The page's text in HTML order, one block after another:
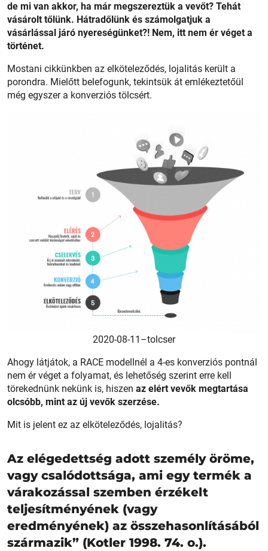
de mi van akkor, ha már megszereztük a vevőt? Tehát
vásárolt tőlünk. Hátradőlünk és számolgatjuk a
vásárlással járó nyereségünket?! Nem, itt nem ér véget a
történet.
Mostani cikkünkben az elköteleződés, lojalitás került a
porondra. Mielőtt belefogunk, tekintsük át emlékeztetőül
még egyszer a konverziós tölcsért.
2020-08-11–tolcser
Ahogy látjátok, a RACE modellnél a 4-es konverziós pontnál
nem ér véget a folyamat, és lehetőség szerint erre kell
törekednünk nekünk is, hiszen az elért vevők megtartása
olcsóbb, mint az új vevők szerzése.
Mit is jelent ez az elköteleződés, lojalitás?
Az elégedettség adott személy öröme,
vagy csalódottsága, ami egy termék a
várakozással szemben érzékelt
teljesítményének (vagy
eredményének) az összehasonlításából
származik” (Kotler 1998. 74. o.).